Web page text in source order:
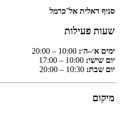
סניף דאלית אל־כרמל
שעות פעילות
ימים א׳–ה׳:
יום שישי:
יום שבת:
מיקום